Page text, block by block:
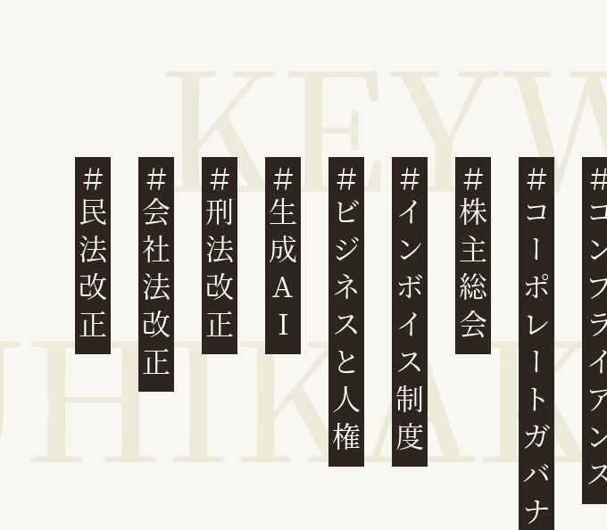
民法改正 会社法改正 刑法改正 生成AI ビジネスと人権インボイス制度 株主総会 コーポレートガバナンスコン